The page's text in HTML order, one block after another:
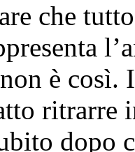
che
è
ritrarre
dopo